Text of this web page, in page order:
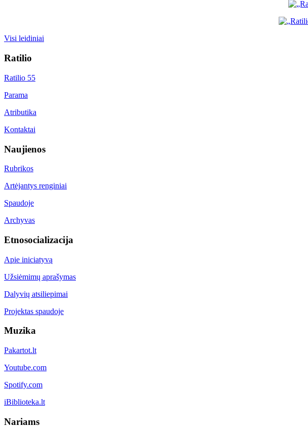
Visi leidiniai
Ratilio
Ratilio 55
Parama
Atributika
Kontaktai
Naujienos
Rubrikos
Artėjantys renginiai
Spaudoje
Archyvas
Etnosocializacija
Apie iniciatyvą
Užsiėmimų aprašymas
Dalyvių atsiliepimai
Projektas spaudoje
Muzika
Pakartot.lt
Youtube.com
Spotify.com
iBiblioteka.lt
Nariams